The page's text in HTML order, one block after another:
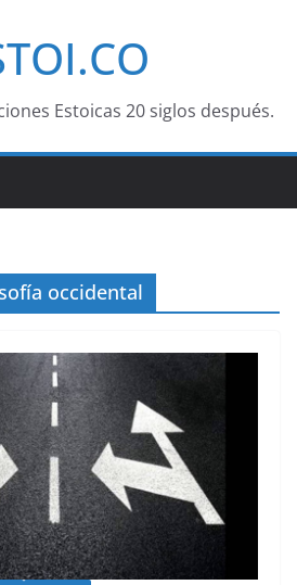
Estoicas 20 siglos después.
occidental